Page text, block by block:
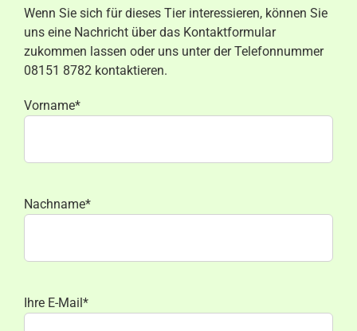
Wenn Sie sich für dieses Tier interessieren, können Sie
uns eine Nachricht über das Kontaktformular
zukommen lassen oder uns unter der Telefonnummer
08151 8782 kontaktieren.
Vorname*
Nachname*
Ihre E-Mail*